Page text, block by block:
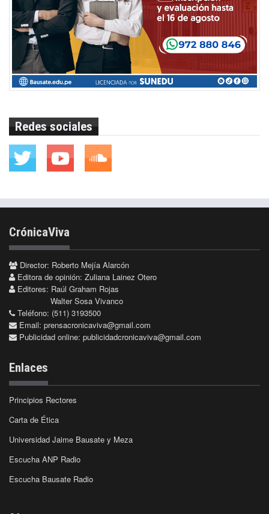
Redes sociales
CrónicaViva
Director: Roberto Mejía Alarcón
Editora de opinión: Zuliana Lainez Otero
Editores: Raúl Graham Rojas
Walter Sosa Vivanco
Teléfono: (511) 3193500
Email: prensacronicaviva@gmail.com
Publicidad online: publicidadcronicaviva@gmail.com
Enlaces
Principios Rectores
Carta de Ética
Universidad Jaime Bausate y Meza
Escucha ANP Radio
Escucha Bausate Radio